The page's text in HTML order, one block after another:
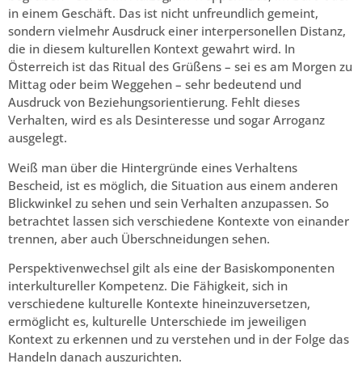
in einem Geschäft. Das ist nicht unfreundlich gemeint,
sondern vielmehr Ausdruck einer interpersonellen Distanz,
die in diesem kulturellen Kontext gewahrt wird. In
Österreich ist das Ritual des Grüßens – sei es am Morgen zu
Mittag oder beim Weggehen – sehr bedeutend und
Ausdruck von Beziehungsorientierung. Fehlt dieses
Verhalten, wird es als Desinteresse und sogar Arroganz
ausgelegt.
Weiß man über die Hintergründe eines Verhaltens
Bescheid, ist es möglich, die Situation aus einem anderen
Blickwinkel zu sehen und sein Verhalten anzupassen. So
betrachtet lassen sich verschiedene Kontexte von einander
trennen, aber auch Überschneidungen sehen.
Perspektivenwechsel gilt als eine der Basiskomponenten
interkultureller Kompetenz. Die Fähigkeit, sich in
verschiedene kulturelle Kontexte hineinzuversetzen,
ermöglicht es, kulturelle Unterschiede im jeweiligen
Kontext zu erkennen und zu verstehen und in der Folge das
Handeln danach auszurichten.